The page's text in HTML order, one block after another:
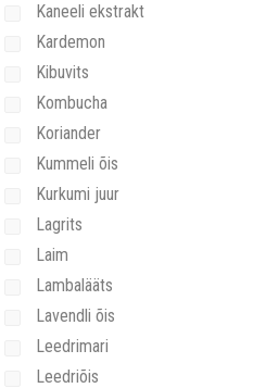
Kaneeli ekstrakt
Kardemon
Kibuvits
Kombucha
Koriander
Kummeli õis
Kurkumi juur
Lagrits
Laim
Lambalääts
Lavendli õis
Leedrimari
Leedriõis